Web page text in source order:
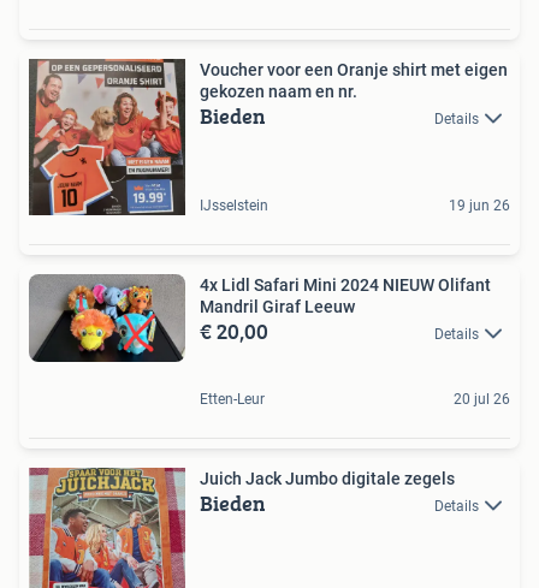
Voucher voor een Oranje shirt met eigen
gekozen naam en nr.
Bieden Details
IJsselstein 19 jun 26
4x Lidl Safari Mini 2024 NIEUW Olifant
Mandril Giraf Leeuw
€ 20,00 Details
Etten-Leur 20 jul 26
Juich Jack Jumbo digitale zegels
Bieden Details